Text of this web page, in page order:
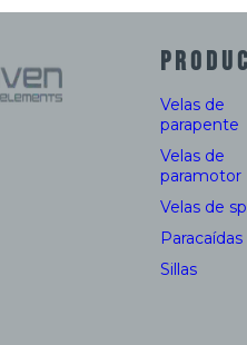
Velas de
parapente
Velas de
paramotor
Velas de
Paracaídas
Sillas